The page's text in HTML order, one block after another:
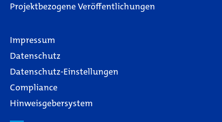
Projektbezogene Veröffentlichungen
Impressum
Datenschutz
Datenschutz-Einstellungen
Compliance
Hinweisgebersystem